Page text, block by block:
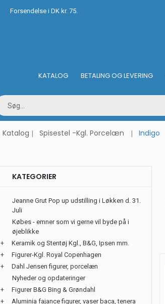
Forsendelse i DK kr. 75.
KATALOG BETALING OG LEVERING
Katalog Spisestel -Kgl. Porcelæn Indigo
KATEGORIER
Jeanne Grut Pop up udstilling i Løkken d. 31.
Juli
Købes - emner som vi gerne vil byde på i
øjeblikke
+
Keramik og Stentøj Kgl., B&G, Ipsen mm.
+
Figurer-Kgl. Royal Copenhagen
+
Dahl Jensen figurer, porcelæn
Nyheder og opdateringer
+
Figurer B&G Bing & Grøndahl
+
Aluminia fajance figurer, vaser baca, tenera